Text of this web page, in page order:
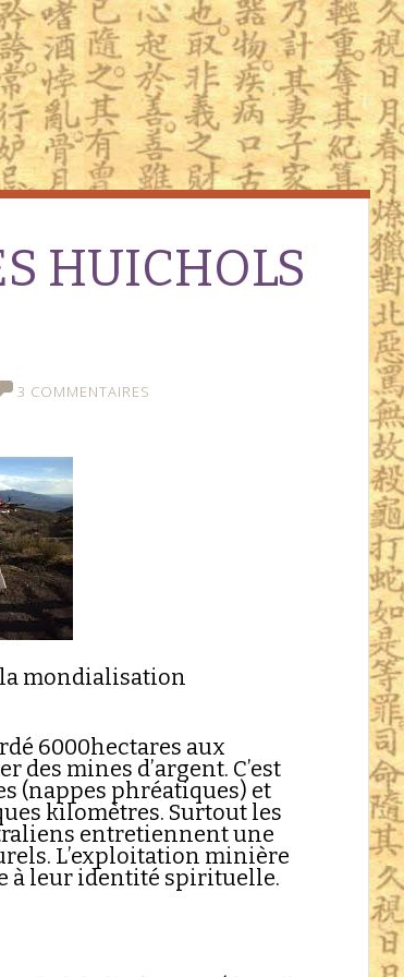
HUICHOLS
3 COMMENTAIRES
la mondialisation
6000hectares aux
mines d’argent. C’est
(nappes phréatiques) et
kilomètres. Surtout les
entretiennent une
L’exploitation minière
à leur identité spirituelle.